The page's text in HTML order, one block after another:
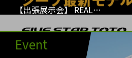
【出張展示会】 REAL…
Event